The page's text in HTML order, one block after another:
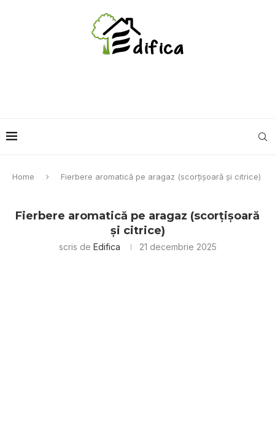
Home Fierbere aromatică pe aragaz (scorțișoară și citrice)
Fierbere aromatică pe aragaz (scorțișoară
și citrice)
scris de Edifica 21 decembrie 2025